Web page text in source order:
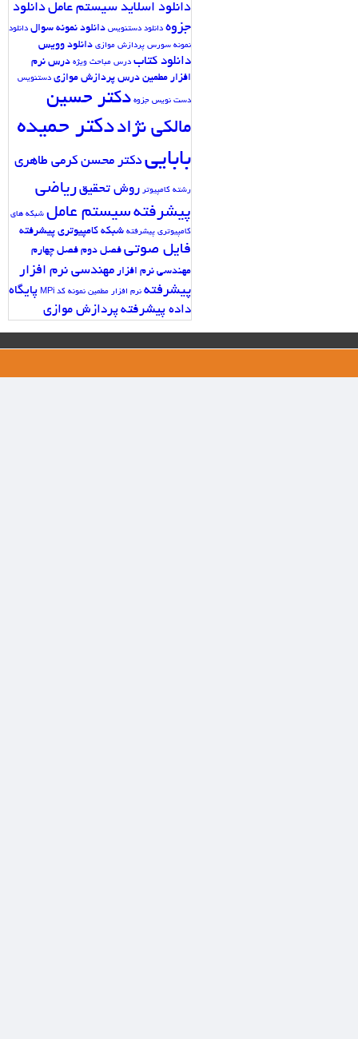
دانلود اسلاید سیستم عاملدانلود
جزوه دانلود دستنویس دانلود نمونه سوال دانلود
نمونه سورس پردازش موازی دانلود وویس
دانلود کتاب درس مباحث ویژه درس نرم
افزار مطمین درس پردازش موازی دستنویس
دست نویس جزوه دکتر حسین
مالکی نژاددکتر حمیده
باباییدکتر محسن کرمی طاهری
رشته کامپیوتر روش تحقیقریاضی
پیشرفتهسیستم عامل شبکه های
کامپیوتری پیشرفته شبکه کامپیوتری پیشرفته
فایل صوتی فصل دوم فصل چهارم
مهندسی نرم افزار مهندسی نرم افزار
پیشرفته نرم افزار مطمین نمونه کد MPi
پایگاه
داده پیشرفتهپردازش موازی